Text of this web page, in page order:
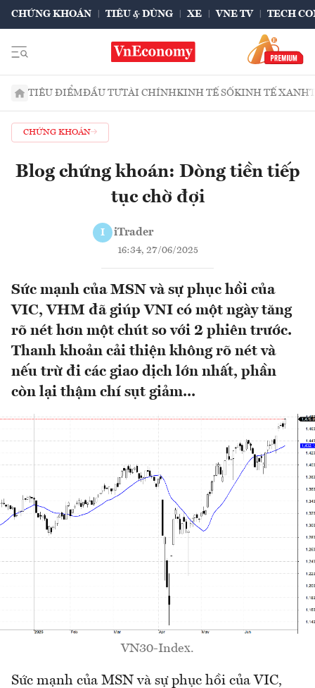
CHỨNG KHOÁN TIÊU & DÙNG XE VNE TV TECH
TIÊU ĐIỂMĐẦU TƯTÀI CHÍNHKINH TẾ SỐKINH TẾ XANH
CHỨNG KHOÁN
Blog chứng khoán: Dòng tiền tiếp
tục chờ đợi
I iTrader
16:34, 27/06/2025
Sức mạnh của MSN và sự phục hồi của
VIC, VHM đã giúp VNI có một ngày tăng
rõ nét hơn một chút so với 2 phiên trước.
Thanh khoản cải thiện không rõ nét và
nếu trừ đi các giao dịch lớn nhất, phần
còn lại thậm chí sụt giảm...
VN30-Index.
Sức mạnh của MSN và sự phục hồi của VIC,